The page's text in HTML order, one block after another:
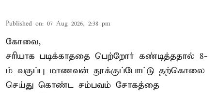
Published on: 07 Aug 2026, 2:38 pm
கோவை,
சரியாக படிக்காததை பெற்றோர் கண்டித்ததால் 8-
ம் வகுப்பு மாணவன் தூக்குப்போட்டு தற்கொலை
செய்து கொண்ட சம்பவம் சோகத்தை